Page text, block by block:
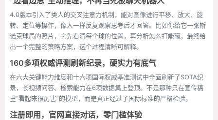
4.0版本引入了类人的交叉注意力机制，能对图像进行平移、放大、旋
转、定位等操作，像人一样反复观察思考后才回答。比如你给它一张斯
诺克球局的照片，它先看清每个球的位置，再分析怎么打能赢，最终给
出一个完整的策略方案，这个过程清晰可解释。
160多项权威评测刷新纪录，硬实力有底气
在六大关键能力维度和十六项国际权威基准测试中全面刷新了SOTA纪
录，长视频问答、检索能力在6项数据集上登顶。不是那种只在宣传稿
里“看起来很厉害”的模型，而是真正经过了国际标准的严格检验。
注册即用，官网直接对话，零门槛体验